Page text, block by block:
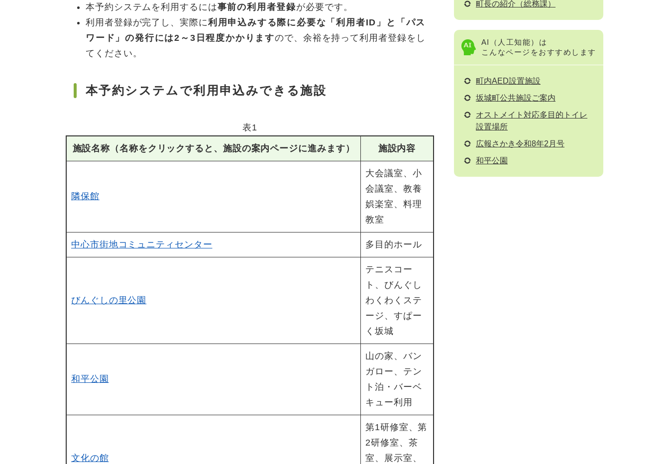
本予約システムを利用するには事前の利用者登録が必要です。
利用者登録が完了し、実際に利用申込みする際に必要な「利用者ID」と「パス
ワード」の発行には2～3日程度かかりますので、余裕を持って利用者登録をし
てください。
本予約システムで利用申込みできる施設
表1
施設名称（名称をクリックすると、施設の案内ページに進みます） 施設内容
隣保館
大会議室、小
会議室、教養
娯楽室、料理
教室
中心市街地コミュニティセンター 多目的ホール
びんぐしの里公園
テニスコー
ト、びんぐし
わくわくステ
ージ、すぱー
く坂城
和平公園
山の家、バン
ガロー、テン
ト泊・バーベ
キュー利用
文化の館
第1研修室、第
2研修室、茶
室、展示室、
町長の紹介（総務課）
AI（人工知能）は
こんなページをおすすめします
町内AED設置施設
坂城町公共施設ご案内
オストメイト対応多目的トイレ
設置場所
広報さかき令和8年2月号
和平公園